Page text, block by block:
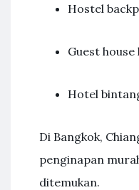
Hostel
Guest house
Hotel
Di Bangkok,
penginapan
ditemukan.